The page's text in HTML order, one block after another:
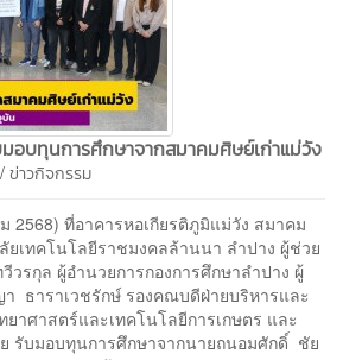
อบทุนการศึกษาจากสมาคมศิษย์เก่าแม่วัง
/ ข่าวกิจกรรม
ที่อาคารหอเกียรติภูมิแม่วัง สมาคม
ยเทคโนโลยีราชมงคลล้านนา ลำปาง ผู้ช่วย
รกุล ผู้อำนวยการกองการศึกษาลำปาง ผู้
ธาราเวชรักษ์ รองคณบดีฝ่ายบริหารและ
ศาสตร์และเทคโนโลยีการเกษตร และ
รับมอบทุนการศึกษาจากนายถนอมศักดิ์ ชัย